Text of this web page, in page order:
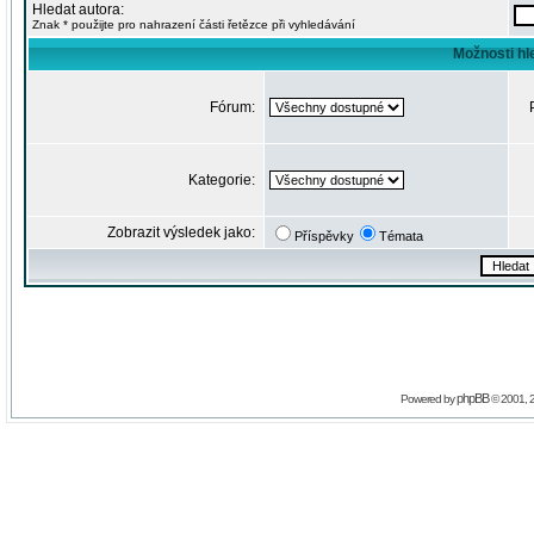
Hledat autora:
Znak * použijte pro nahrazení části řetězce při vyhledávání
Možnosti
Fórum:
Kategorie:
Zobrazit výsledek jako: Příspěvky Témata
Powered byphpBB© 2001,